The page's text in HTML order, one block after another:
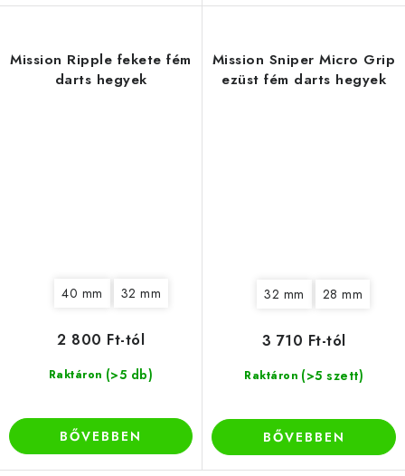
Mission Ripple fekete fém
darts hegyek
40 mm 32 mm
Raktáron (>5 db)
2 800 Ft-tól
BŐVEBBEN
Mission Sniper Micro Grip
ezüst fém darts hegyek
32 mm 28 mm
Raktáron (>5 szett)
3 710 Ft-tól
BŐVEBBEN